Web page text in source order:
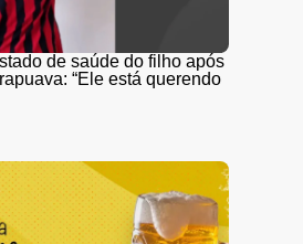
de saúde do filho após
“Ele está querendo